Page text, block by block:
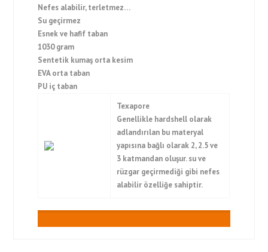
Nefes alabilir, terletmez…
Su geçirmez
Esnek ve hafif taban
1030 gram
Sentetik kumaş orta kesim
EVA orta taban
PU iç taban
Texapore
Genellikle hardshell olarak
adlandırılan bu materyal
yapısına bağlı olarak 2, 2.5 ve
3 katmandan oluşur. su ve
rüzgar geçirmediği gibi nefes
alabilir özelliğe sahiptir.